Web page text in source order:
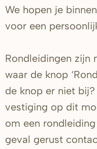
We hopen je
voor een
Rondleidingen zijn
waar de knop
de knop er niet
vestiging op dit
om een
geval gerust